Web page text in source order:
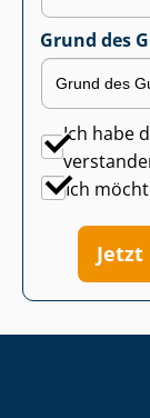
Grund des
Ich habe
Ich